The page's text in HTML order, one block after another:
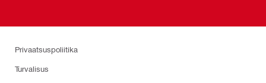
Privaatsuspoliitika
Turvalisus